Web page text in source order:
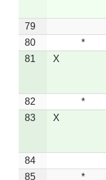
79
80
*
81
X
82 *
83
X
84
85
*